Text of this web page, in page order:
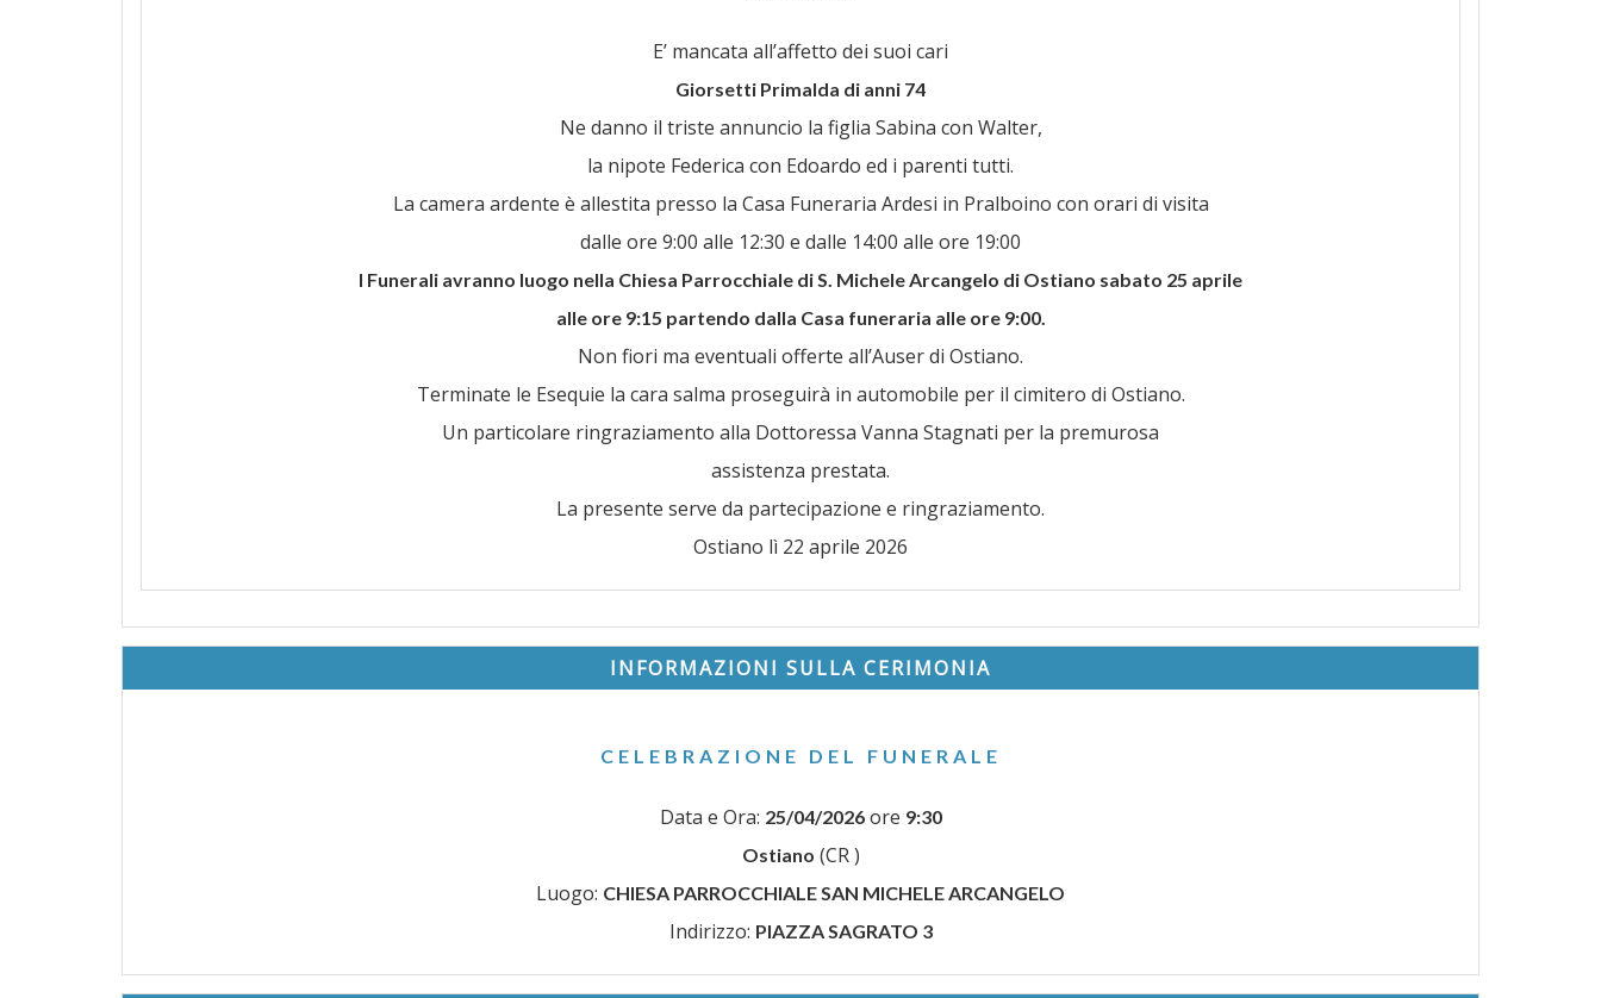
E’ mancata all’affetto dei suoi cari
Giorsetti Primalda di anni 74
Ne danno il triste annuncio la figlia Sabina con Walter,
la nipote Federica con Edoardo ed i parenti tutti.
La camera ardente è allestita presso la Casa Funeraria Ardesi in Pralboino con orari di visita
dalle ore 9:00 alle 12:30 e dalle 14:00 alle ore 19:00
I Funerali avranno luogo nella Chiesa Parrocchiale di S. Michele Arcangelo di Ostiano sabato 25 aprile
alle ore 9:15 partendo dalla Casa funeraria alle ore 9:00.
Non fiori ma eventuali offerte all’Auser di Ostiano.
Terminate le Esequie la cara salma proseguirà in automobile per il cimitero di Ostiano.
Un particolare ringraziamento alla Dottoressa Vanna Stagnati per la premurosa
assistenza prestata.
La presente serve da partecipazione e ringraziamento.
Ostiano lì 22 aprile 2026
INFORMAZIONI SULLA CERIMONIA
CELEBRAZIONE DEL FUNERALE
Data e Ora: 25/04/2026ore 9:30
Ostiano (CR )
Luogo: CHIESA PARROCCHIALE SAN MICHELE ARCANGELO
Indirizzo: PIAZZA SAGRATO 3